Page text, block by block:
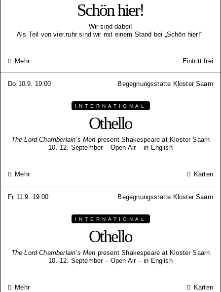
Schön hier!
Wir sind dabei!
Als Teil von vier.ruhr sind wir mit einem Stand bei „Schön hier!“
Mehr Eintritt frei
Do 10.9. 19:00 Begegnungsstätte Kloster Saarn
INTERNATIONAL
Othello
The Lord Chamberlain’s Men present Shakespeare at Kloster Saarn
10.-12. September – Open Air – in English
Mehr Karten
Fr 11.9. 19:00 Begegnungsstätte Kloster Saarn
INTERNATIONAL
Othello
The Lord Chamberlain’s Men present Shakespeare at Kloster Saarn
10.-12. September – Open Air – in English
Mehr Karten